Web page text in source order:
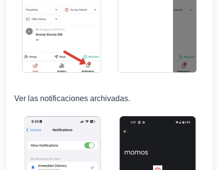
Ver las notificaciones archivadas.